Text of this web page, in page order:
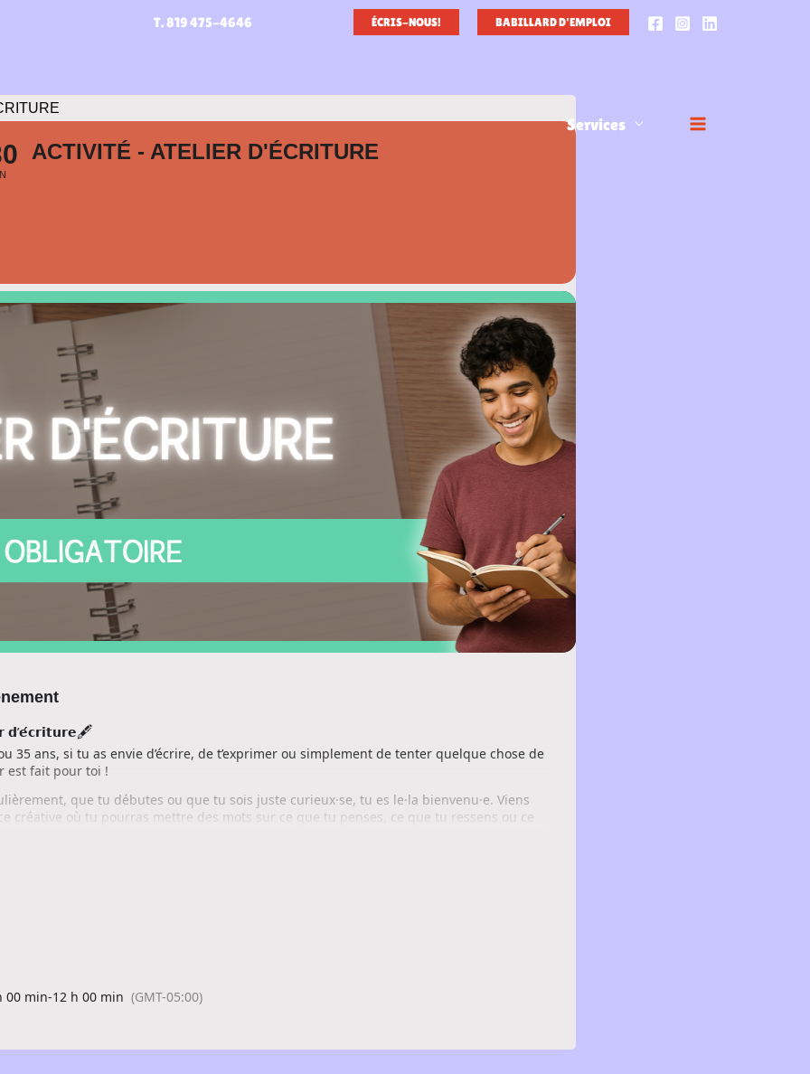
T. 819 475-4646 ÉCRIS-NOUS! BABILLARD D'EMPLOI
Services
ACTIVITÉ - ATELIER D'ÉCRITURE
𝗱’𝗲́𝗰𝗿𝗶𝘁𝘂𝗿𝗲🖋️
35 ans, si tu as envie d’écrire, de t’exprimer ou simplement de tenter quelque chose de
est fait pour toi !
que tu débutes ou que tu sois juste curieux·se, tu es le·la bienvenu·e. Viens
créative où tu pourras mettre des mots sur ce que tu penses, ce que tu ressens ou ce
00 min-12 h 00 min (GMT-05:00)